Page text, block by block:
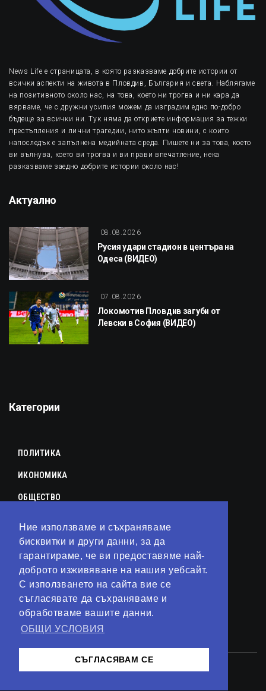
Ние използваме и съхраняваме
бисквитки и други данни, за да
гарантираме, че ви предоставяме най-
доброто изживяване на нашия уебсайт.
С използването на сайта вие се
съгласявате да съхраняваме и
обработваме вашите данни.
ОБЩИ УСЛОВИЯ
СЪГЛАСЯВАМ СЕ
News Life е страницата, в която разказваме добрите истории от
всички аспекти на живота в Пловдив, България и света. Наблягаме
на позитивното около нас, на това, което ни трогва и ни кара да
вярваме, че с дружни усилия можем да изградим едно по-добро
бъдеще за всички ни. Тук няма да откриете информация за тежки
престъпления и лични трагедии, нито жълти новини, с които
напоследък е запълнена медийната среда. Пишете ни за това, което
ви вълнува, което ви трогва и ви прави впечатление, нека
разказваме заедно добрите истории около нас!
Актуално
08.08.2026
Русия удари стадион в центъра на
Одеса (ВИДЕО)
07.08.2026
Локомотив Пловдив загуби от
Левски в София (ВИДЕО)
Категории
ПОЛИТИКА
ИКОНОМИКА
ОБЩЕСТВО
КУЛТУРА
ЛАЙФСТАЙЛ
ТЕХНОЛОГИИ
АНАЛИЗИ
СВЯТ
© 2023 – Сайт отKirov Invest Group